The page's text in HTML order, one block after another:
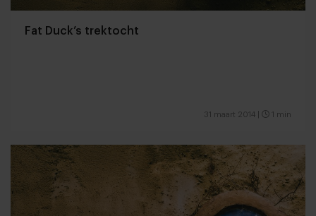
Fat Duck’s trektocht
31 maart 2014 1 min